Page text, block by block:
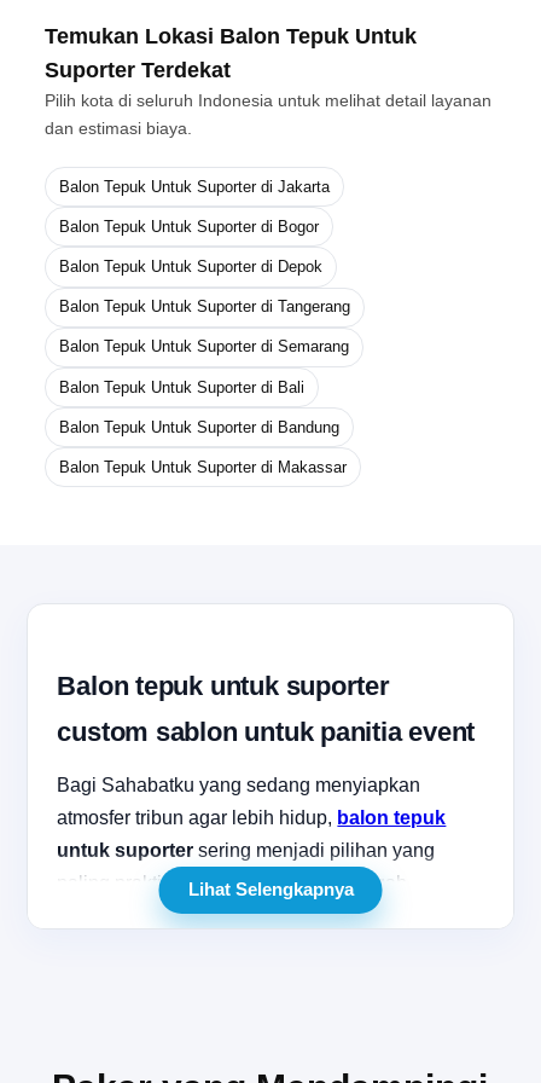
Temukan Lokasi Balon Tepuk Untuk
Suporter Terdekat
Pilih kota di seluruh Indonesia untuk melihat detail layanan
dan estimasi biaya.
Balon Tepuk Untuk Suporter di Jakarta
Balon Tepuk Untuk Suporter di Bogor
Balon Tepuk Untuk Suporter di Depok
Balon Tepuk Untuk Suporter di Tangerang
Balon Tepuk Untuk Suporter di Semarang
Balon Tepuk Untuk Suporter di Bali
Balon Tepuk Untuk Suporter di Bandung
Balon Tepuk Untuk Suporter di Makassar
Balon tepuk untuk suporter
custom sablon untuk panitia event
Bagi Sahabatku yang sedang menyiapkan
atmosfer tribun agar lebih hidup, balon tepuk
untuk suporter sering menjadi pilihan yang
paling praktis sekaligus efektif. Di tengah
kebutuhan menciptakan dukungan yang kompak,
Lihat Selengkapnya